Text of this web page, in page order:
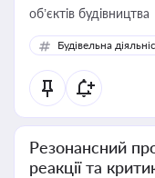
об’єктів будівництва
Будівельна
Резонансний
реакції та